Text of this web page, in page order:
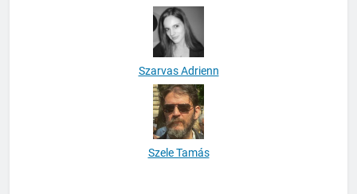
Stern Gabriella
Szarvas Adrienn